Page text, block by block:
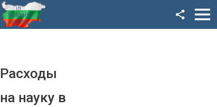
Расходы
на науку в